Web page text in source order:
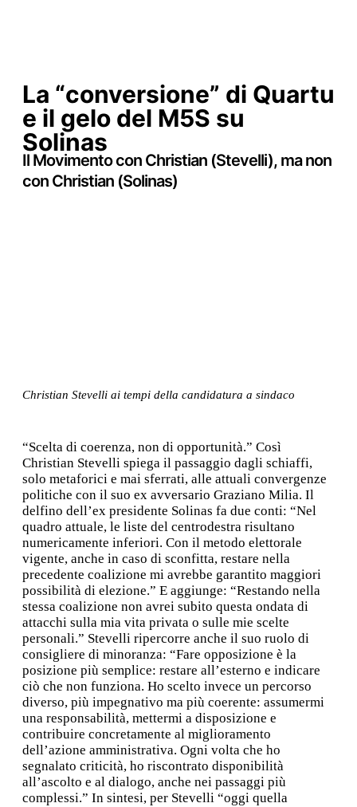
La “conversione” di Quartu
e il gelo del M5S su
Solinas
Il Movimento con Christian (Stevelli), ma non
con Christian (Solinas)
Christian Stevelli ai tempi della candidatura a sindaco
“Scelta di coerenza, non di opportunità.” Così
Christian Stevelli spiega il passaggio dagli schiaffi,
solo metaforici e mai sferrati, alle attuali convergenze
politiche con il suo ex avversario Graziano Milia. Il
delfino dell’ex presidente Solinas fa due conti: “Nel
quadro attuale, le liste del centrodestra risultano
numericamente inferiori. Con il metodo elettorale
vigente, anche in caso di sconfitta, restare nella
precedente coalizione mi avrebbe garantito maggiori
possibilità di elezione.” E aggiunge: “Restando nella
stessa coalizione non avrei subito questa ondata di
attacchi sulla mia vita privata o sulle mie scelte
personali.” Stevelli ripercorre anche il suo ruolo di
consigliere di minoranza: “Fare opposizione è la
posizione più semplice: restare all’esterno e indicare
ciò che non funziona. Ho scelto invece un percorso
diverso, più impegnativo ma più coerente: assumermi
una responsabilità, mettermi a disposizione e
contribuire concretamente al miglioramento
dell’azione amministrativa. Ogni volta che ho
segnalato criticità, ho riscontrato disponibilità
all’ascolto e al dialogo, anche nei passaggi più
complessi.” In sintesi, per Stevelli “oggi quella